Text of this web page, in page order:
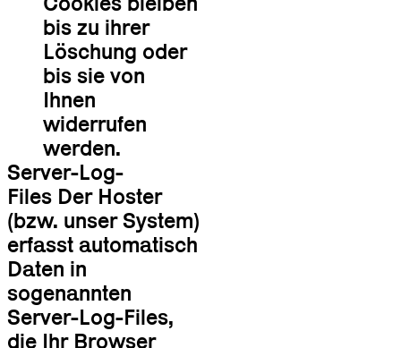
bis zu ihrer
Löschung oder
bis sie von
Ihnen
widerrufen
werden.
Server-Log-
Files Der Hoster
(bzw. unser System)
erfasst automatisch
Daten in
sogenannten
Server-Log-Files,
die Ihr Browser